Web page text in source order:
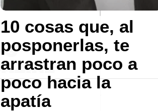
10 cosas que, al
posponerlas, te
arrastran poco a
poco hacia la
apatía